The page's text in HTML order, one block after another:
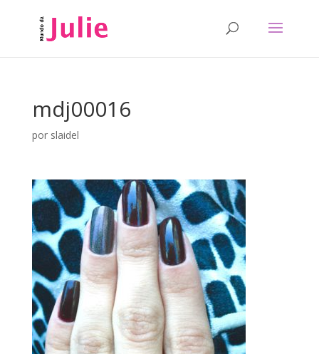
mdj00016
por slaidel